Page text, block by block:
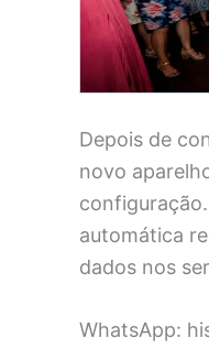
Depois de
novo
automática
dados nos
WhatsApp: